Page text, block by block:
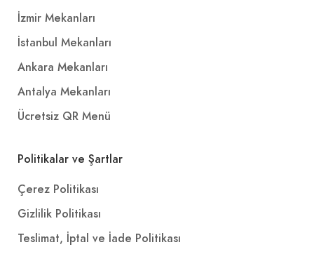
İzmir Mekanları
İstanbul Mekanları
Ankara Mekanları
Antalya Mekanları
Ücretsiz QR Menü
Politikalar ve Şartlar
Çerez Politikası
Gizlilik Politikası
Teslimat, İptal ve İade Politikası